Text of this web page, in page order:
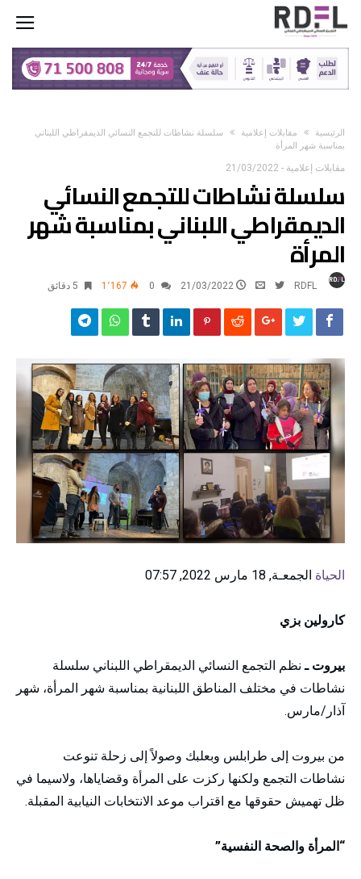
‫الرئيسية‬ مقابلات إعلامية
سلسلة نشاطات للتجمع النسائي الديمقراطي اللبناني
بمناسبة شهر المرأة
مقابلات إعلامية -
21/03/2022
سلسلة نشاطات للتجمع النسائي
الديمقراطي اللبناني بمناسبة شهر
المرأة
RDFL
21/03/2022 1٬167 5 ‫دقائق‬
الحياة الجمعـة, 18 مارس 2022, 07:57
كارولين بزي
بيروت ـنظم التجمع النسائي الديمقراطي اللبناني سلسلة
نشاطات في مختلف المناطق اللبنانية بمناسبة شهر المرأة، شهر
آذار/مارس.
من بيروت إلى طرابلس وبعلبك وصولاً إلى زحلة تنوعت
نشاطات التجمع ولكنها ركزت على المرأة وقضاياها، ولاسيما في
ظل تهميش حقوقها مع اقتراب موعد الانتخابات النيابية المقبلة.
“المرأة والصحة النفسية”